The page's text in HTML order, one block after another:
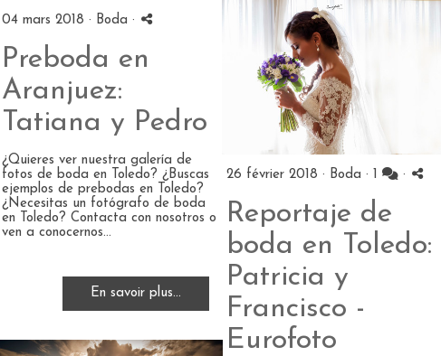
04 mars 2018 · Boda ·
Preboda en
Aranjuez:
Tatiana y Pedro
¿Quieres ver nuestra galería de
fotos de boda en Toledo? ¿Buscas
ejemplos de prebodas en Toledo?
¿Necesitas un fotógrafo de boda
en Toledo? Contacta con nosotros o
ven a conocernos...
En savoir plus...
26 février 2018 · Boda · ·
Reportaje de
boda en Toledo:
Patricia y
Francisco -
Eurofoto